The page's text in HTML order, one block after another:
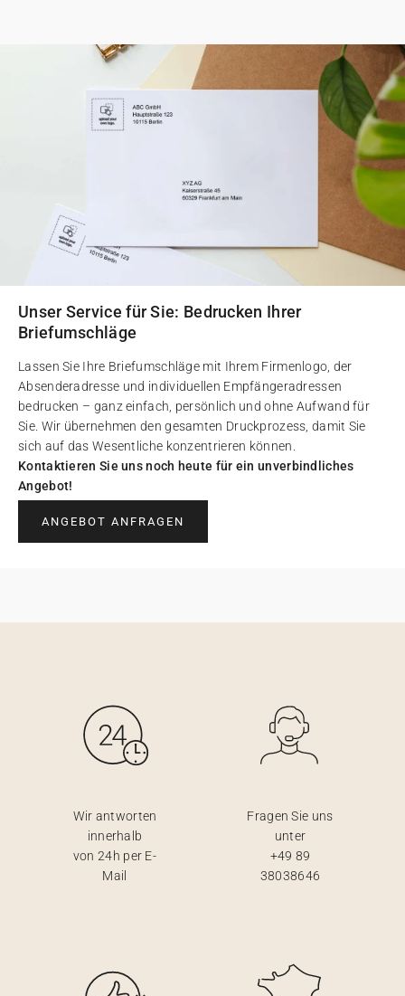
Unser Service für Sie: Bedrucken Ihrer
Briefumschläge
Lassen Sie Ihre Briefumschläge mit Ihrem Firmenlogo, der
Absenderadresse und individuellen Empfängeradressen
bedrucken – ganz einfach, persönlich und ohne Aufwand für
Sie. Wir übernehmen den gesamten Druckprozess, damit Sie
sich auf das Wesentliche konzentrieren können.
Kontaktieren Sie uns noch heute für ein unverbindliches
Angebot!
ANGEBOT ANFRAGEN
Wir antworten
innerhalb
von 24h per E-
Mail
Fragen Sie uns
unter
+49 89
38038646